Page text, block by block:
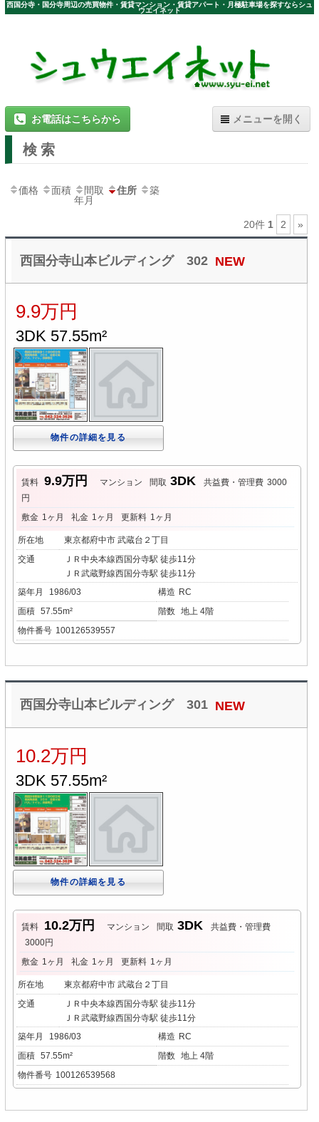
西国分寺・国分寺周辺の売買物件・賃貸マンション・賃貸アパート・月極駐車場を探すならシュ
ウエイネット
お電話はこちらから メニューを開く
ホーム
お問合せ
各種情報
検索
価格 面積 間取 住所
築
年月
20件 1 2 »
西国分寺山本ビルディング 302 NEW
9.9万円
3DK 57.55m²
物件の詳細を見る
賃料 9.9万円 マンション 間取 3DK 共益費・管理費 3000
円
敷金 1ヶ月 礼金 1ヶ月 更新料 1ヶ月
所在地
東京都府中市 武蔵台２丁目
交通
ＪＲ中央本線西国分寺駅 徒歩11分
ＪＲ武蔵野線西国分寺駅 徒歩11分
築年月
1986/03 構造 RC
面積 57.55m² 階数 地上 4階
物件番号 100126539557
西国分寺山本ビルディング 301 NEW
10.2万円
3DK 57.55m²
物件の詳細を見る
賃料 10.2万円 マンション 間取 3DK
共益費・管理費
3000円
敷金 1ヶ月 礼金 1ヶ月 更新料 1ヶ月
所在地
東京都府中市 武蔵台２丁目
交通
ＪＲ中央本線西国分寺駅 徒歩11分
ＪＲ武蔵野線西国分寺駅 徒歩11分
築年月
1986/03 構造 RC
面積 57.55m² 階数 地上 4階
物件番号 100126539568